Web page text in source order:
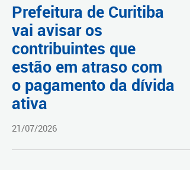
Prefeitura de Curitiba
vai avisar os
contribuintes que
estão em atraso com
o pagamento da dívida
ativa
21/07/2026